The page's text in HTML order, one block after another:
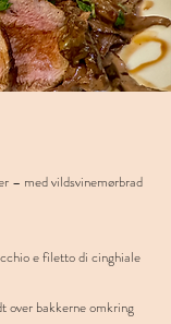
– med vildsvinemørbrad
e filetto di cinghiale
over bakkerne omkring